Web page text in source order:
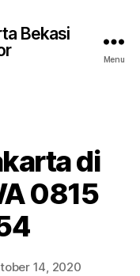
Bekasi
Menu
di
0815
14, 2020